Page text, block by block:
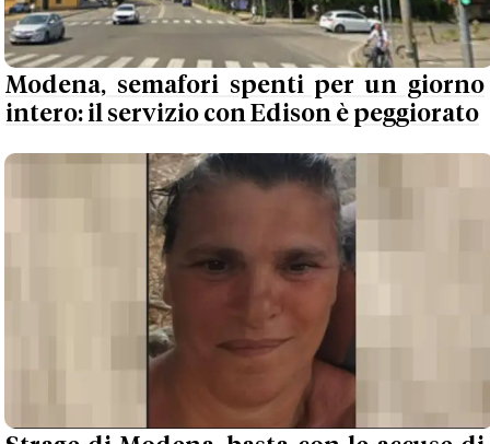
Modena, semafori spenti per un giorno
intero: il servizio con Edison è peggiorato